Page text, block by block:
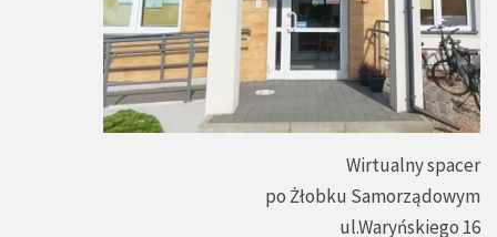
Wirtualny spacer
po Żłobku Samorządowym
ul.Waryńskiego 16